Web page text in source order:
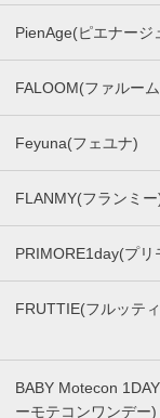
PienAge(ピエナージ
FALOOM(ファルー
Feyuna(フェユナ)
FLANMY(フランミー
PRIMORE1day(プリ
FRUTTIE(フルッテ
BABY Motecon
ーモテコンワンデー)